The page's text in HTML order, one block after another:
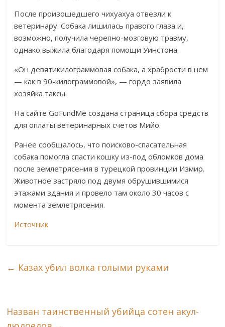
После произошедшего чихуахуа отвезли к
ветеринару. Собака лишилась правого глаза и,
возможно, получила черепно-мозговую травму,
однако выжила благодаря помощи Уинстона.
«Он девятикилограммовая собака, а храбрости в нем
— как в 90-килограммовой», — гордо заявила
хозяйка таксы.
На сайте GoFundMe создана страница сбора средств
для оплаты ветеринарных счетов Мийо.
Ранее сообщалось, что поисково-спасательная
собака помогла спасти кошку из-под обломков дома
после землетрясения в турецкой провинции Измир.
Животное застряло под двумя обрушившимися
этажами здания и провело там около 30 часов с
момента землетрясения.
Источник
← Казах убил волка голыми руками
Назван таинственный убийца сотен акул-